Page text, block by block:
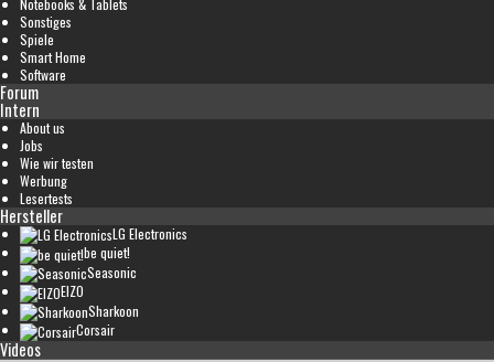
Sonstiges
Spiele
Smart Home
Software
Forum
Intern
About us
Jobs
Wie wir testen
Werbung
Lesertests
Hersteller
LG Electronics
be quiet!
Seasonic
EIZO
Sharkoon
Corsair
Videos